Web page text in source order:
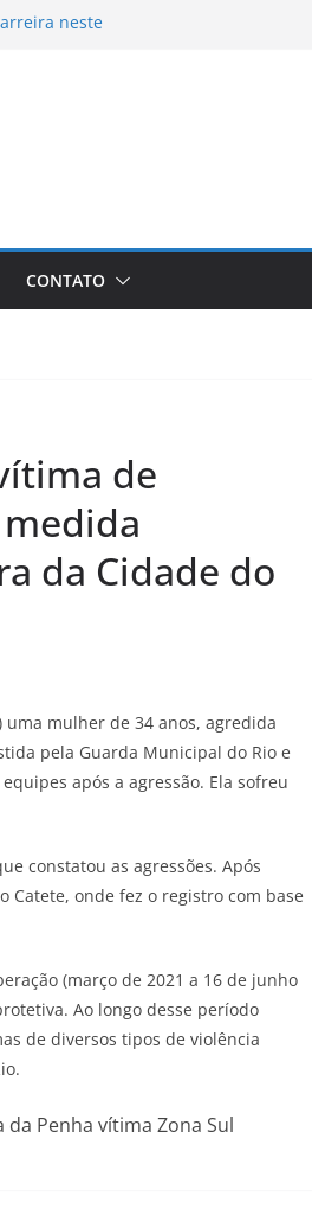
neste
neste sábado
CONTATO
de
da Cidade do
uma mulher de 34 anos, agredida
pela Guarda Municipal do Rio e
após a agressão. Ela sofreu
constatou as agressões. Após
Catete, onde fez o registro com base
(março de 2021 a 16 de junho
Ao longo desse período
de diversos tipos de violência
Penha vítima Zona Sul